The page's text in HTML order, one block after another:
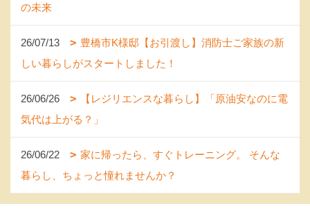
の未来
26/07/13
豊橋市K様邸【お引渡し】消防士ご家族の新
しい暮らしがスタートしました！
26/06/26
【レジリエンスな暮らし】「原油安なのに電
気代は上がる？」
26/06/22
家に帰ったら、すぐトレーニング。 そんな
暮らし、ちょっと憧れませんか？